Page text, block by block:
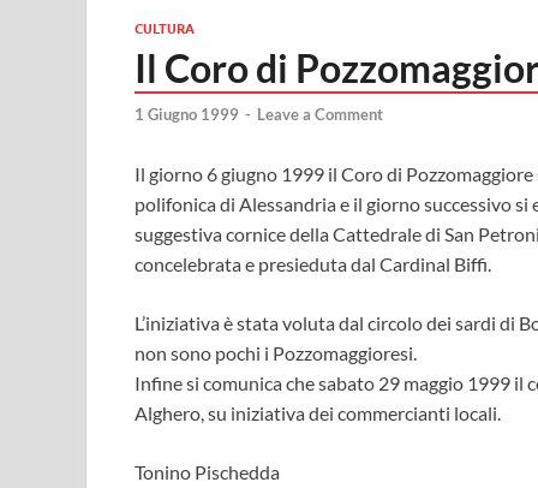
CULTURA
Il Coro di
1 Giugno 1999 - Leave a Comment
Il giorno 6 giugno 1999 il Coro di
polifonica di Alessandria e il giorno successivo
suggestiva cornice della Cattedrale di San
concelebrata e presieduta dal Cardinal Biffi.
L’iniziativa è stata voluta dal circolo dei sardi di
non sono pochi i Pozzomaggioresi.
Infine si comunica che sabato 29 maggio 1999
Alghero, su iniziativa dei commercianti locali.
Tonino Pischedda